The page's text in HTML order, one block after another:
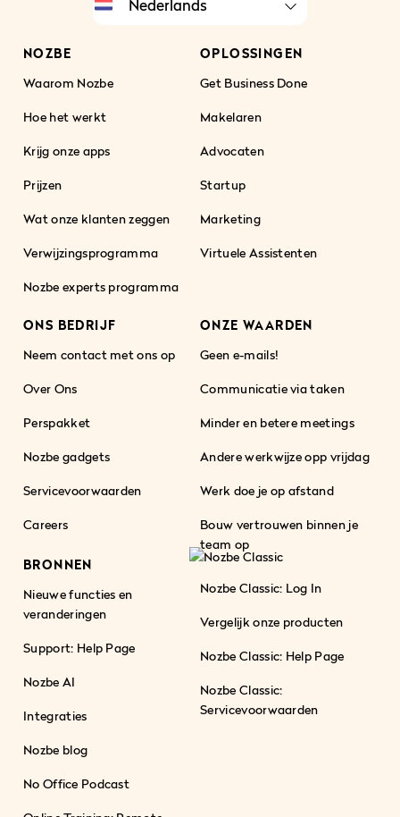
NOZBE
Waarom Nozbe
Hoe het werkt
Krijg onze apps
Prijzen
Wat onze klanten zeggen
Verwijzingsprogramma
Nozbe experts programma
OPLOSSINGEN
Get Business Done
Makelaren
Advocaten
Startup
Marketing
Virtuele Assistenten
ONS BEDRIJF
Neem contact met ons op
Over Ons
Perspakket
Nozbe gadgets
Servicevoorwaarden
Careers
ONZE WAARDEN
Geen e-mails!
Communicatie via taken
Minder en betere meetings
Andere werkwijze opp vrijdag
Werk doe je op afstand
Bouw vertrouwen binnen je
team op
BRONNEN
Nieuwe functies en
veranderingen
Support: Help Page
Nozbe AI
Integraties
Nozbe blog
No Office Podcast
Nozbe Classic: Log In
Vergelijk onze producten
Nozbe Classic: Help Page
Nozbe Classic:
Servicevoorwaarden